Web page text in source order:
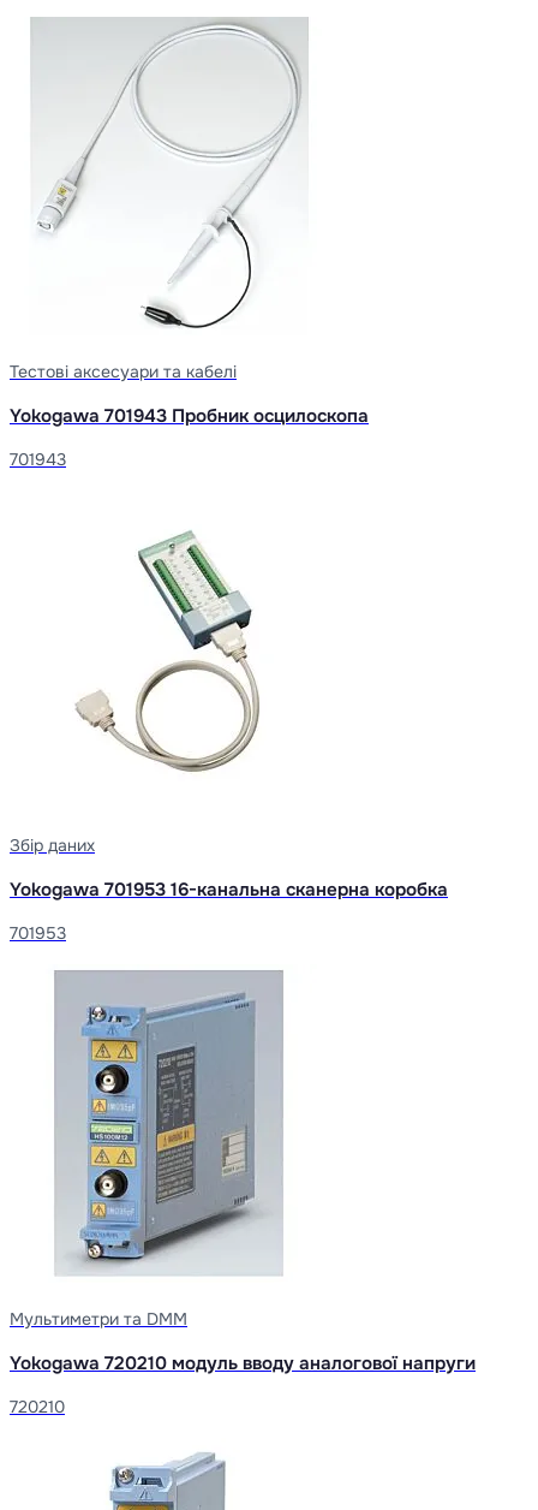
Тестові аксесуари та кабелі
Yokogawa 701943 Пробник осцилоскопа
701943
Збір даних
Yokogawa 701953 16-канальна сканерна коробка
701953
Мультиметри та DMM
Yokogawa 720210 модуль вводу аналогової напруги
720210